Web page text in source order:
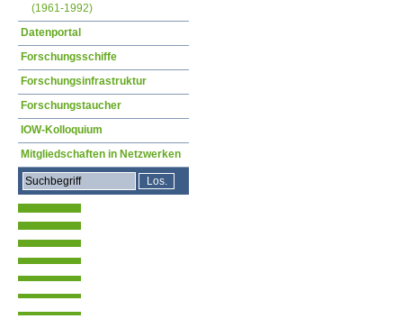
(1961-1992)
Datenportal
Forschungsschiffe
Forschungsinfrastruktur
Forschungstaucher
IOW-Kolloquium
Mitgliedschaften in Netzwerken